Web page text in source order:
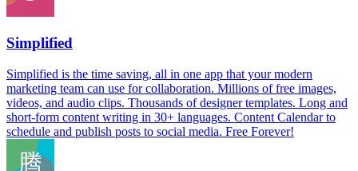
Simplified
Simplified is the time saving, all in one app that your modern
marketing team can use for collaboration. Millions of free images,
videos, and audio clips. Thousands of designer templates. Long and
short-form content writing in 30+ languages. Content Calendar to
schedule and publish posts to social media. Free Forever!